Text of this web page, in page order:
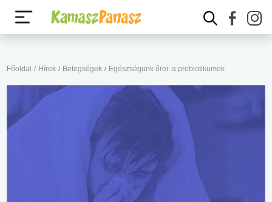
Főoldal / Hírek / Betegségek / Egészségünk őrei: a probiotikumok